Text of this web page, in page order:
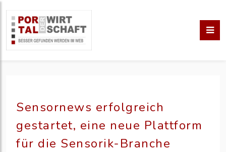
Sensornews erfolgreich
gestartet, eine neue Plattform
für die Sensorik-Branche